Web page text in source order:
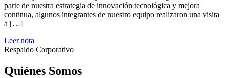
parte de nuestra estrategia de innovación tecnológica y mejora
continua, algunos integrantes de nuestro equipo realizaron una visita
a […]
Leer nota
Respaldo Corporativo
Quiénes Somos